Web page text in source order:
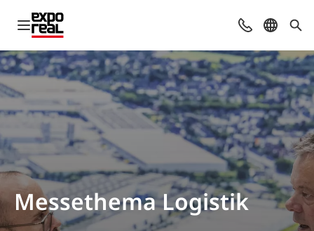
Navigation öffnen KontaktSprache
Messethema Logistik